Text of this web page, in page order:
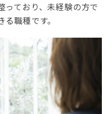
っており、未経験の方で
職種です。